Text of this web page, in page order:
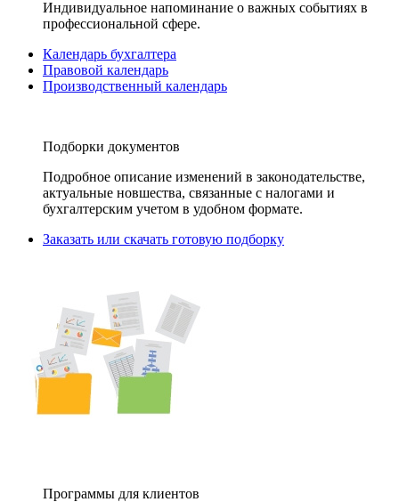
Индивидуальное напоминание о важных событиях в
профессиональной сфере.
Календарь бухгалтера
Правовой календарь
Производственный календарь
Подборки документов
Подробное описание изменений в законодательстве,
актуальные новшества, связанные с налогами и
бухгалтерским учетом в удобном формате.
Заказать или скачать готовую подборку
Программы для клиентов